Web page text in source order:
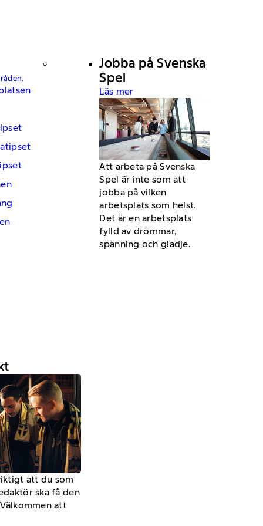
Jobba på Svenska
Spel
Läs mer
Att arbeta på Svenska
Spel är inte som att
jobba på vilken
arbetsplats som helst.
Det är en arbetsplats
fylld av drömmar,
spänning och glädje.
att du som
ska få den
att